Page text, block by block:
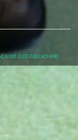
соглашение